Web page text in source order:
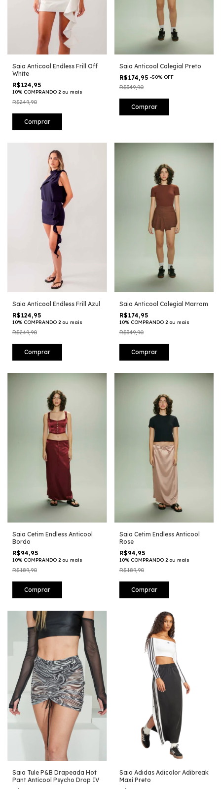
Saia Anticool Endless Frill Off
White
R$124,95
10% COMPRANDO 2 ou mais
R$249,90
Comprar
Saia Anticool Colegial Preto
R$174,95 -50% OFF
R$349,90
Comprar
Saia Anticool Endless Frill Azul
R$124,95
10% COMPRANDO 2 ou mais
R$249,90
Comprar
Saia Anticool Colegial Marrom
R$174,95
10% COMPRANDO 2 ou mais
R$349,90
Comprar
Saia Cetim Endless Anticool
Bordo
R$94,95
10% COMPRANDO 2 ou mais
R$189,90
Comprar
Saia Cetim Endless Anticool
Rose
R$94,95
10% COMPRANDO 2 ou mais
R$189,90
Comprar
Saia Tule P&B Drapeada Hot
Pant Anticool Psycho Drop IV
Saia Adidas Adicolor Adibreak
Maxi Preto